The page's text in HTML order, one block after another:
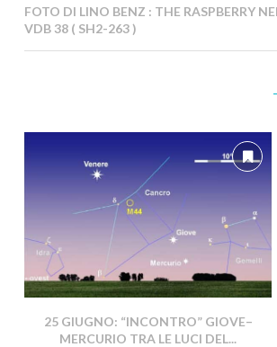
FOTO DI LINO BENZ : THE RASPBERRY
VDB 38 ( SH2-263 )
25 GIUGNO: “INCONTRO” GIOVE–
MERCURIO TRA LE LUCI DEL...